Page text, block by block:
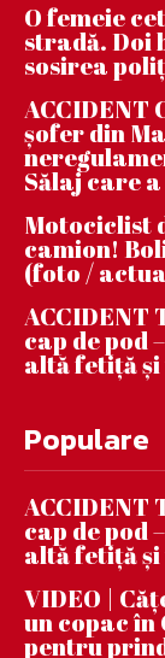
O femeie
stradă. Doi
sosirea
ACCIDENT
șofer din
Sălaj care
Motociclist
camion!
(foto /
cap de pod
altă fetiță și
Populare
cap de pod
altă fetiță și
VIDEO |
un copac în
pentru